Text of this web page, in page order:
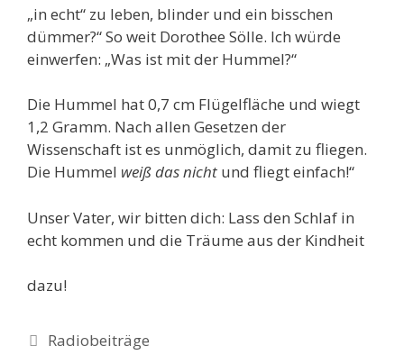
„in echt“ zu leben, blinder und ein bisschen
dümmer?“ So weit Dorothee Sölle. Ich würde
einwerfen: „Was ist mit der Hummel?“
Die Hummel hat 0,7 cm Flügelfläche und wiegt
1,2 Gramm. Nach allen Gesetzen der
Wissenschaft ist es unmöglich, damit zu fliegen.
Die Hummel weiß das nicht und fliegt einfach!“
Unser Vater, wir bitten dich: Lass den Schlaf in
echt kommen und die Träume aus der Kindheit
dazu!
Kategorien
Radiobeiträge